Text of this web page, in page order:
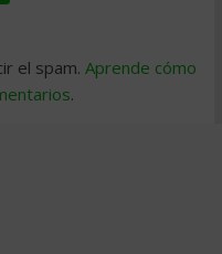
el spam. Aprende cómo
.